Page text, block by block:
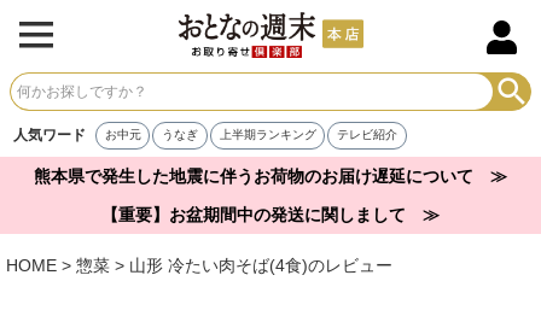
人気ワード お中元 うなぎ 上半期ランキング テレビ紹介
熊本県で発生した地震に伴うお荷物のお届け遅延について ≫
【重要】お盆期間中の発送に関しまして ≫
HOME 惣菜 山形 冷たい肉そば(4食)のレビュー